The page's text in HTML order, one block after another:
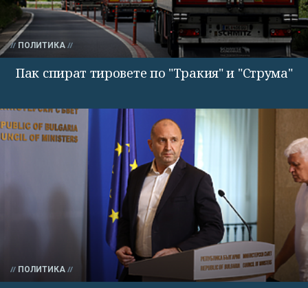
ПОЛИТИКА
Пак спират тировете по "Тракия" и "Струма"
ПОЛИТИКА